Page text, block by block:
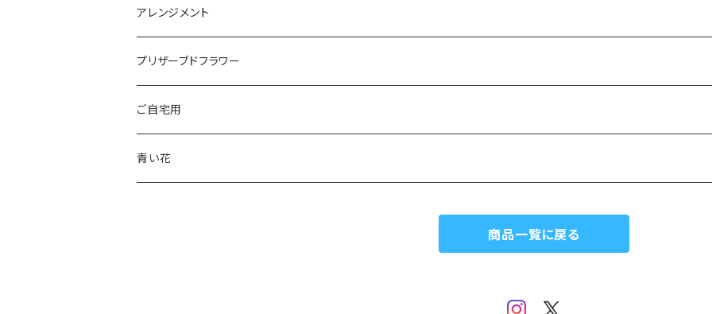
父の日
ハロウィン
クリスマス
おひなさま
結婚記念日
結婚祝い・出産祝い
引っ越し祝い
送別・退職祝い
アレンジメント
プリザーブドフラワー
ご自宅用
青い花
商品一覧に戻る